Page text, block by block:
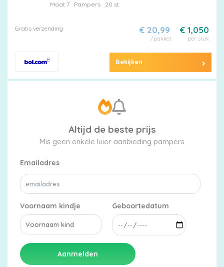
Maat 7 Pampers20 st
Gratis verzending € 1,050
per stuk
€ 20,99
/pakket
Bekijken
Altijd de beste prijs
Mis geen enkele luier aanbieding pampers
Emailadres
Voornaam kindje Geboortedatum
Aanmelden